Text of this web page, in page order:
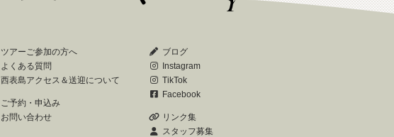
ツアーご参加の方へ
よくある質問
西表島アクセス＆送迎について
ご予約・申込み
お問い合わせ
ブログ
Instagram
TikTok
Facebook
リンク集
スタッフ募集